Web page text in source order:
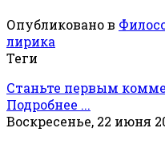
Опубликовано в
лирика
Теги
Станьте первым
Подробнее ...
Воскресенье, 22 июня